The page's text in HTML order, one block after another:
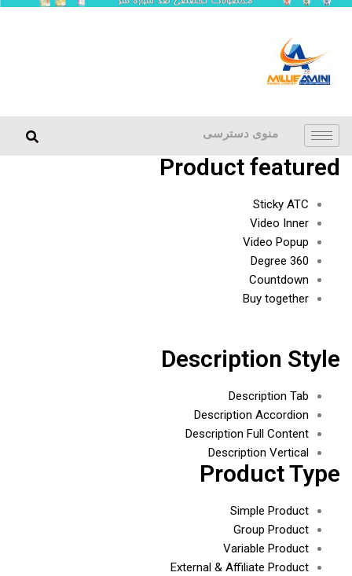
منوی دسترسی
Product featured
Sticky ATC
Video Inner
Video Popup
360 Degree
Countdown
Buy together
Description Style
Description Tab
Description Accordion
Description Full Content
Description Vertical
Product Type
Simple Product
Group Product
Variable Product
External & Affiliate Product